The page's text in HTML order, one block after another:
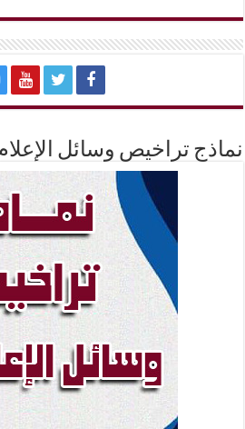
نماذج تراخيص وسائل